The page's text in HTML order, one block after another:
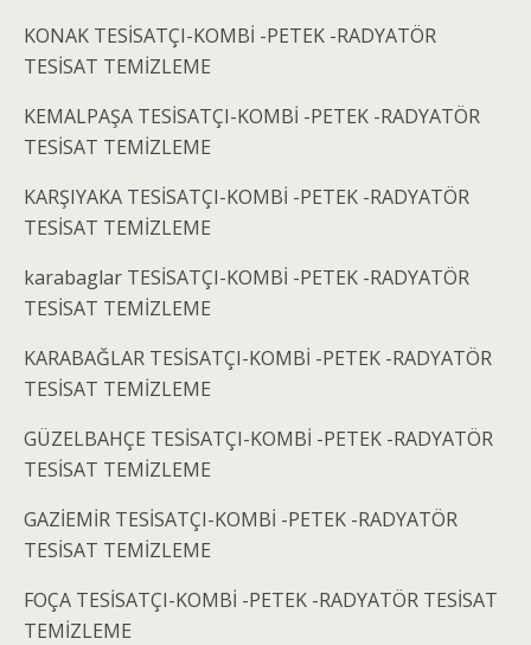
KONAK TESİSATÇI-KOMBİ -PETEK -RADYATÖR
TESİSAT TEMİZLEME
KEMALPAŞA TESİSATÇI-KOMBİ -PETEK -RADYATÖR
TESİSAT TEMİZLEME
KARŞIYAKA TESİSATÇI-KOMBİ -PETEK -RADYATÖR
TESİSAT TEMİZLEME
karabaglar TESİSATÇI-KOMBİ -PETEK -RADYATÖR
TESİSAT TEMİZLEME
KARABAĞLAR TESİSATÇI-KOMBİ -PETEK -RADYATÖR
TESİSAT TEMİZLEME
GÜZELBAHÇE TESİSATÇI-KOMBİ -PETEK -RADYATÖR
TESİSAT TEMİZLEME
GAZİEMİR TESİSATÇI-KOMBİ -PETEK -RADYATÖR
TESİSAT TEMİZLEME
FOÇA TESİSATÇI-KOMBİ -PETEK -RADYATÖR TESİSAT
TEMİZLEME